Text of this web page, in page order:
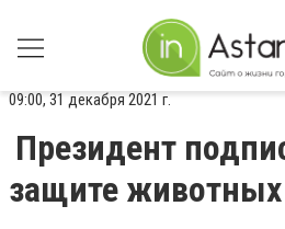
09:00, 31 декабря 2021 г.
Президент
защите животных